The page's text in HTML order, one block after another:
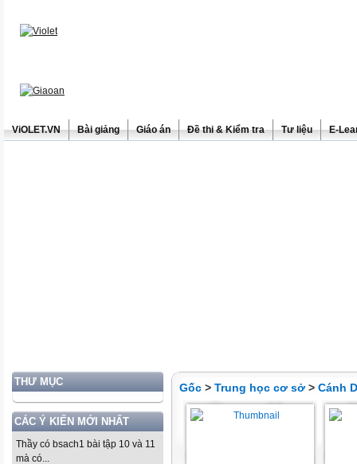
ViOLET.VN Bài giảng Giáo án Đề thi & Kiểm tra Tư liệu E-
THƯ MỤC
CÁC Ý KIẾN MỚI NHẤT
Thầy có bsach1 bài tập 10 và 11
mà có...
Gốc > Trung học cơ sở > Cánh